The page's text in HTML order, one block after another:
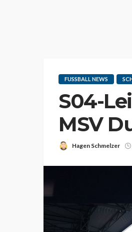
FUSSBALL NEWS
S04-
MSV
Hagen Schmelzer